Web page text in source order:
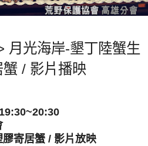
月光海岸-墾丁陸蟹生
/ 影片播映
膠寄居蟹 / 影片放映